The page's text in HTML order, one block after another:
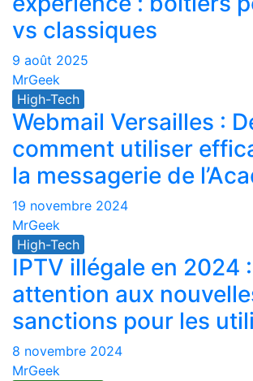
vs classiques
9 août 2025
MrGeek
High-Tech
Webmail Versailles :
comment utiliser
la messagerie de
19 novembre 2024
MrGeek
High-Tech
IPTV illégale en 2024 :
attention aux
sanctions pour les
8 novembre 2024
MrGeek